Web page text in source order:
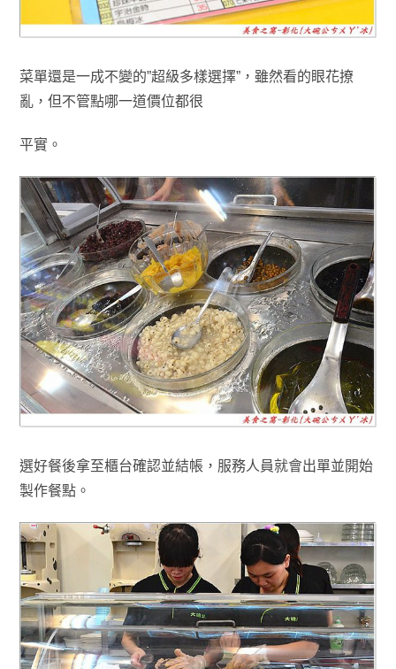
菜單還是一成不變的”超級多樣選擇”，雖然看的眼花撩
亂，但不管點哪一道價位都很
平實。
選好餐後拿至櫃台確認並結帳， 服務人員就會出單並開始
製作餐點。